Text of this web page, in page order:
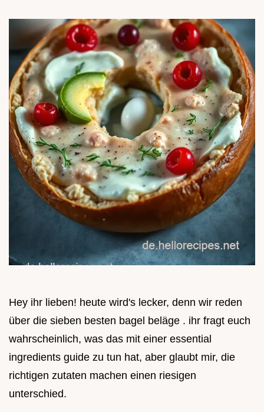
Hey ihr lieben! heute wird's lecker, denn wir reden
über die sieben besten bagel beläge . ihr fragt euch
wahrscheinlich, was das mit einer essential
ingredients guide zu tun hat, aber glaubt mir, die
richtigen zutaten machen einen riesigen
unterschied.